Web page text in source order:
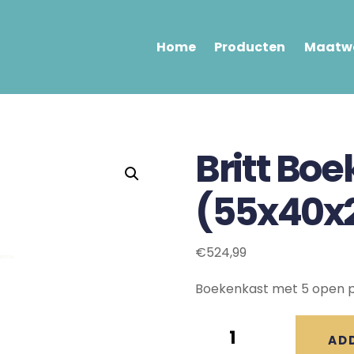
Home Producten
Britt
€524,99
Boekenkast met 5 open
Boekenkast